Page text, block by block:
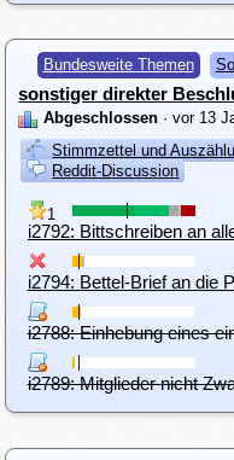
Bundesweite Themen
sonstiger direkter
Abgeschlossen · vor 13
Stimmzettel und
Reddit-Discussion
1
i2794: Bettel-Brief an die
i2788: Einhebung eines
i2789: Mitglieder nicht